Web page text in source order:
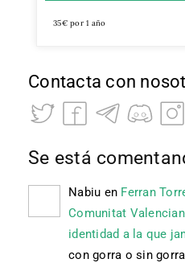
35€ por 1 año
Contacta con
Se está
Nabiu en Ferran
Comunitat
identidad a la que
con gorra o sin